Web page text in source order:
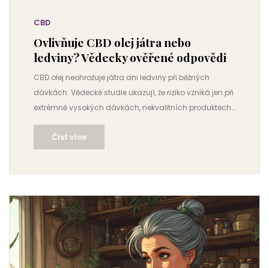
CBD
Ovlivňuje CBD olej játra nebo
ledviny? Vědecky ověřené odpovědi
CBD olej neohrožuje játra ani ledviny při běžných
dávkách. Vědecké studie ukazují, že riziko vzniká jen při
extrémně vysokých dávkách, nekvalitních produktech
nebo interakcích s léky. Zjistěte, jak používat CBD
bezpečně.
Číst více